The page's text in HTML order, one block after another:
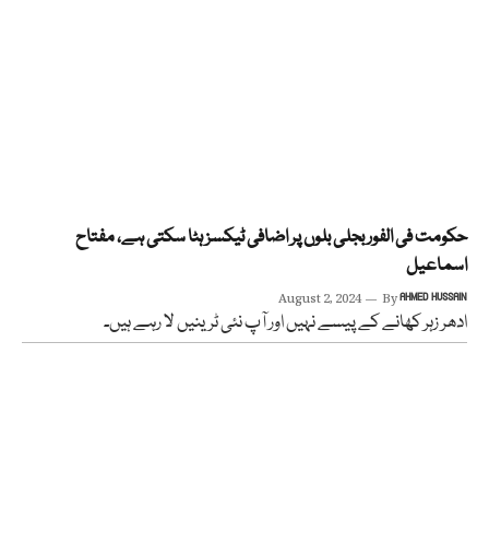
حکومت فی الفور بجلی بلوں پر اضافی ٹیکسز ہٹا سکتی ہے، مفتاح
اسماعیل
August 2, 2024 ByAHMED HUSSAIN
ادھر زہر کھانے کے پیسے نہیں اور آپ نئی ٹرینیں لا رہے ہیں۔